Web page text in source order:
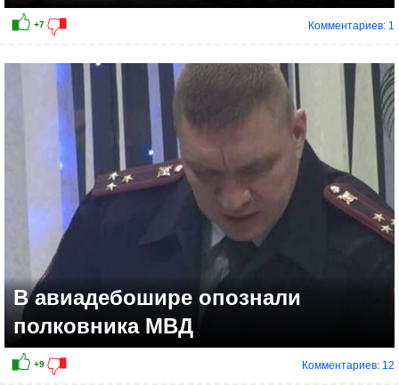
Комментариев: 1
В авиадебошире опознали
полковника МВД
Комментариев: 12